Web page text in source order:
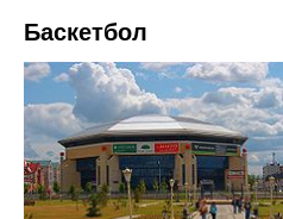
Баскетбол